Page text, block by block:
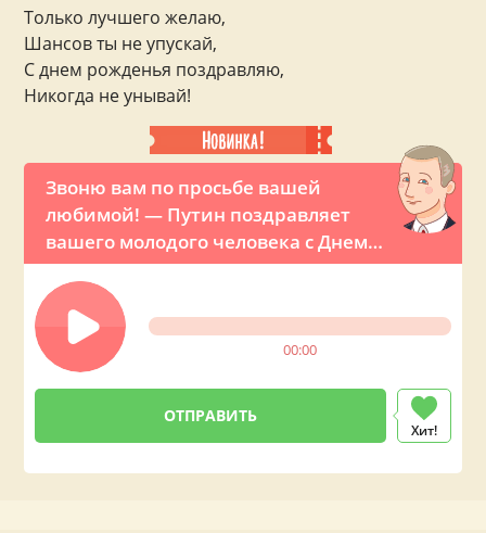
Звоню вам по просьбе вашей
любимой! — Путин поздравляет
вашего молодого человека с Днем
рождения по телефону
00:00
Хит!
Только лучшего желаю,
Шансов ты не упускай,
С днем рожденья поздравляю,
Никогда не унывай!